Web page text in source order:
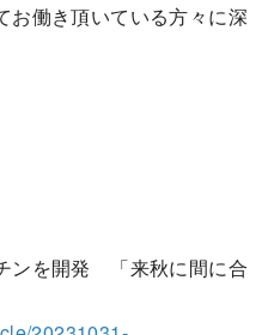
お働き頂いている方々に深
ンを開発 「来秋に間に合